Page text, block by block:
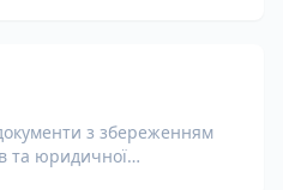
з збереженням
та юридичної